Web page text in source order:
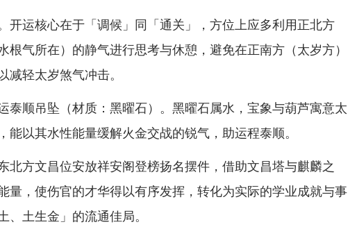
开运核心在于「调候」同「通关」，方位上应多利用正北方
根气所在）的静气进行思考与休憩，避免在正南方（太岁方）
轻太岁煞气冲击。
泰顺吊坠（材质：黑曜石）。黑曜石属水，宝象与葫芦寓意太
能以其水性能量缓解火金交战的锐气，助运程泰顺。
北方文昌位安放祥安阁登榜扬名摆件，借助文昌塔与麒麟之
量，使伤官的才华得以有序发挥，转化为实际的学业成就与事
、土生金」的流通佳局。